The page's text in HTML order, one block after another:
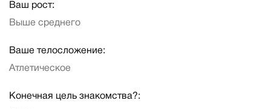
Ваш рост:
Выше среднего
Ваше телосложение:
Атлетическое
Конечная цель знакомства?: